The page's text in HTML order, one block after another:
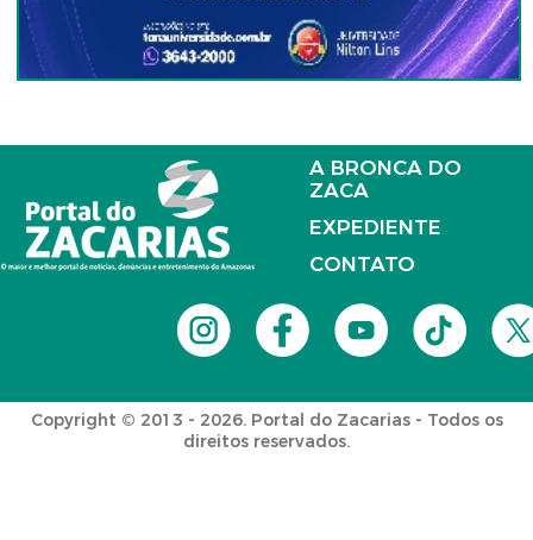
A BRONCA DO
ZACA
EXPEDIENTE
CONTATO
Copyright © 2013 - 2026. Portal do Zacarias - Todos os
direitos reservados.